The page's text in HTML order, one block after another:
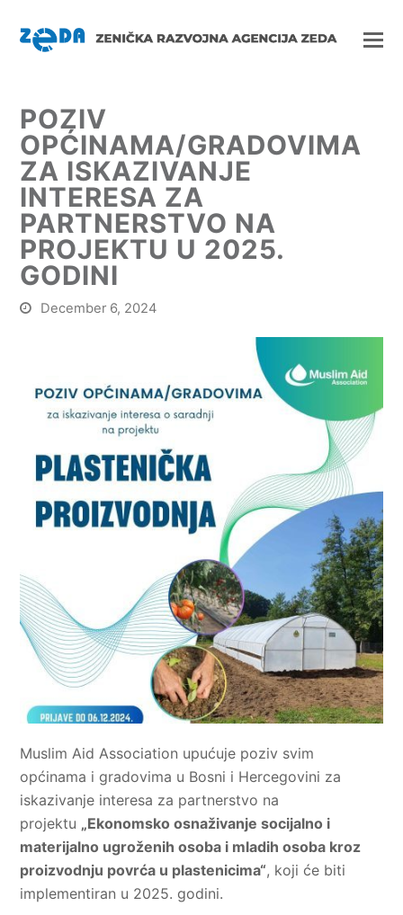
POZIV
OPĆINAMA/GRADOVIMA
ZA ISKAZIVANJE
INTERESA ZA
PARTNERSTVO NA
PROJEKTU U 2025.
GODINI
December 6, 2024
Muslim Aid Association upućuje poziv svim
općinama i gradovima u Bosni i Hercegovini za
iskazivanje interesa za partnerstvo na
projektu „Ekonomsko osnaživanje socijalno i
materijalno ugroženih osoba i mladih osoba kroz
proizvodnju povrća u plastenicima“, koji će biti
implementiran u 2025. godini.